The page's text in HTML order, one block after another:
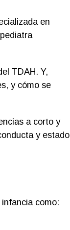
en
TDAH. Y,
y cómo se
a corto y
y estado
como: